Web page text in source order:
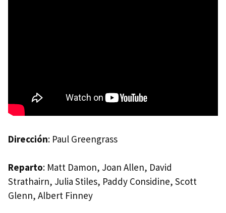
Dirección: Paul Greengrass
Reparto: Matt Damon, Joan Allen, David
Strathairn, Julia Stiles, Paddy Considine, Scott
Glenn, Albert Finney